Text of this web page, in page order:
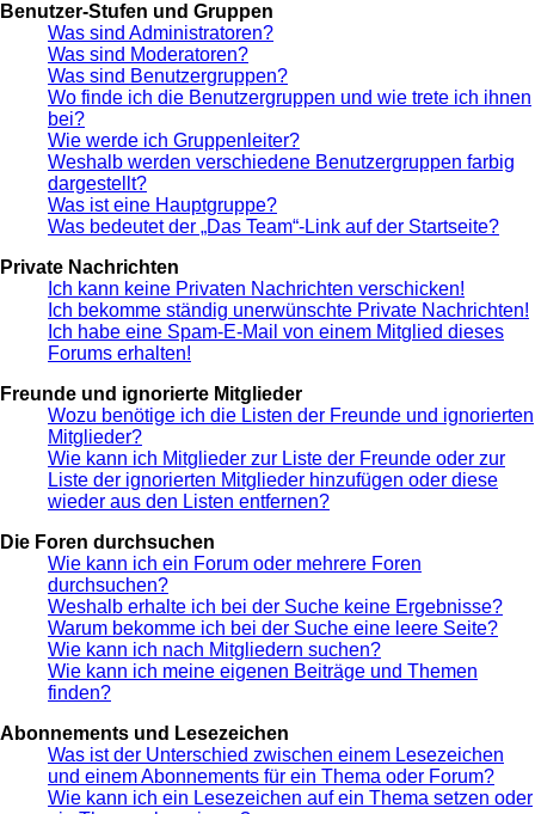
Benutzer-Stufen und Gruppen
Was sind Administratoren?
Was sind Moderatoren?
Was sind Benutzergruppen?
Wo finde ich die Benutzergruppen und wie trete ich ihnen
bei?
Wie werde ich Gruppenleiter?
Weshalb werden verschiedene Benutzergruppen farbig
dargestellt?
Was ist eine Hauptgruppe?
Was bedeutet der „Das Team“-Link auf der Startseite?
Private Nachrichten
Ich kann keine Privaten Nachrichten verschicken!
Ich bekomme ständig unerwünschte Private Nachrichten!
Ich habe eine Spam-E-Mail von einem Mitglied dieses
Forums erhalten!
Freunde und ignorierte Mitglieder
Wozu benötige ich die Listen der Freunde und ignorierten
Mitglieder?
Wie kann ich Mitglieder zur Liste der Freunde oder zur
Liste der ignorierten Mitglieder hinzufügen oder diese
wieder aus den Listen entfernen?
Die Foren durchsuchen
Wie kann ich ein Forum oder mehrere Foren
durchsuchen?
Weshalb erhalte ich bei der Suche keine Ergebnisse?
Warum bekomme ich bei der Suche eine leere Seite?
Wie kann ich nach Mitgliedern suchen?
Wie kann ich meine eigenen Beiträge und Themen
finden?
Abonnements und Lesezeichen
Was ist der Unterschied zwischen einem Lesezeichen
und einem Abonnements für ein Thema oder Forum?
Wie kann ich ein Lesezeichen auf ein Thema setzen oder